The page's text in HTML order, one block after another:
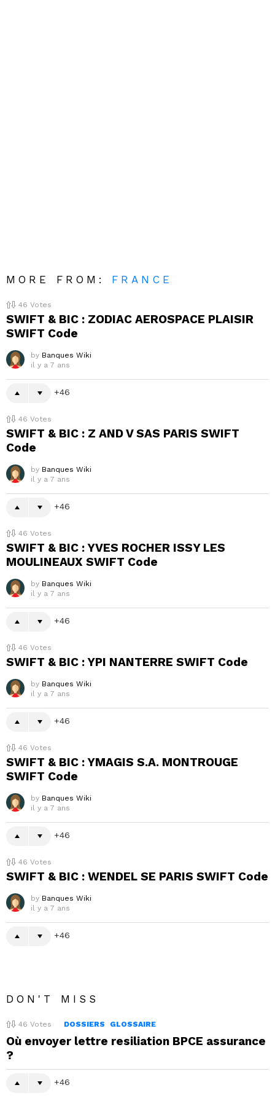
MORE FROM: FRANCE
46 Votes
SWIFT & BIC : ZODIAC AEROSPACE PLAISIR
SWIFT Code
by Banques Wiki
il y a 7 ans
46
46 Votes
SWIFT & BIC : Z AND V SAS PARIS SWIFT
Code
by Banques Wiki
il y a 7 ans
46
46 Votes
SWIFT & BIC : YVES ROCHER ISSY LES
MOULINEAUX SWIFT Code
by Banques Wiki
il y a 7 ans
46
46 Votes
SWIFT & BIC : YPI NANTERRE SWIFT Code
by Banques Wiki
il y a 7 ans
46
46 Votes
SWIFT & BIC : YMAGIS S.A. MONTROUGE
SWIFT Code
by Banques Wiki
il y a 7 ans
46
46 Votes
SWIFT & BIC : WENDEL SE PARIS SWIFT Code
by Banques Wiki
il y a 7 ans
46
DON'T MISS
46 Votes DOSSIERS GLOSSAIRE
Où envoyer lettre resiliation BPCE assurance
?
46